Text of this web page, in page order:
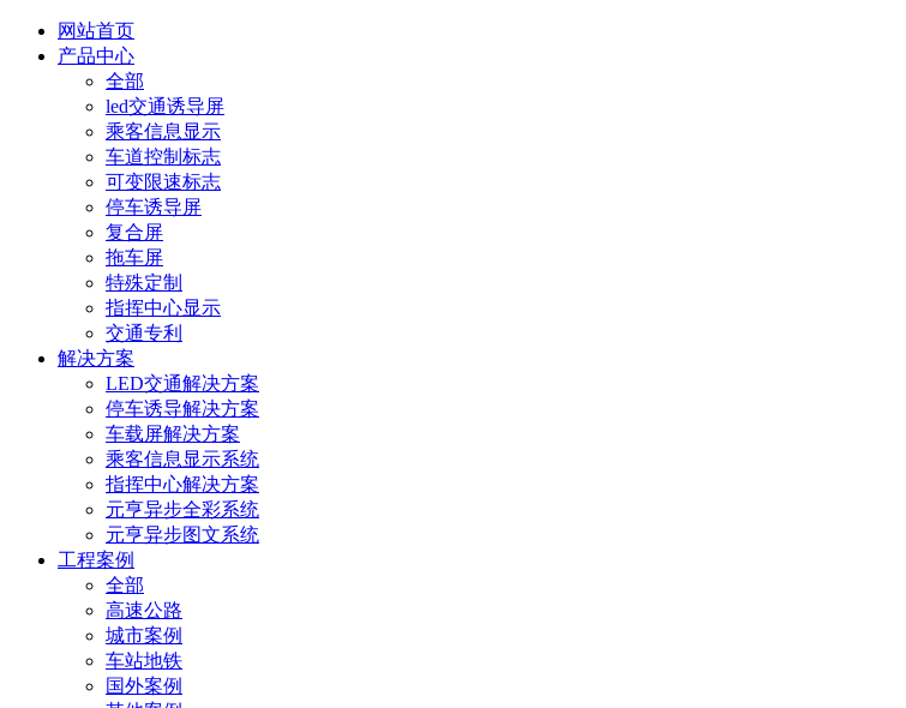
网站首页
产品中心
全部
led交通诱导屏
乘客信息显示
车道控制标志
可变限速标志
停车诱导屏
复合屏
拖车屏
特殊定制
指挥中心显示
交通专利
解决方案
LED交通解决方案
停车诱导解决方案
车载屏解决方案
乘客信息显示系统
指挥中心解决方案
元亨异步全彩系统
元亨异步图文系统
工程案例
全部
高速公路
城市案例
车站地铁
国外案例